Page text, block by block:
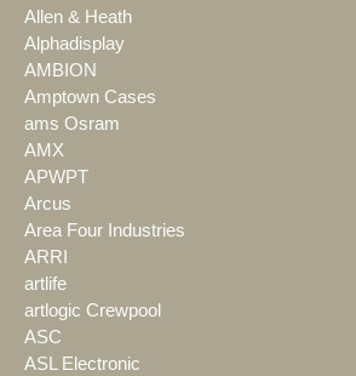
Allen & Heath
Alphadisplay
AMBION
Amptown Cases
ams Osram
AMX
APWPT
Arcus
Area Four Industries
ARRI
artlife
artlogic Crewpool
ASC
ASL Electronic